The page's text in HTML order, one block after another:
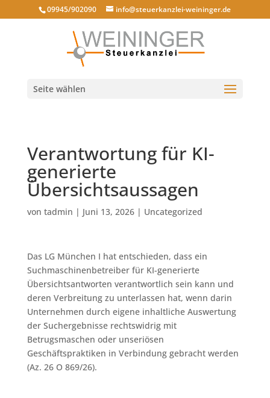
09945/902090 info@steuerkanzlei-weininger.de
Seite wählen
Verantwortung für KI-
generierte
Übersichtsaussagen
von tadmin | Juni 13, 2026| Uncategorized
Das LG München I hat entschieden, dass ein
Suchmaschinenbetreiber für KI-generierte
Übersichtsantworten verantwortlich sein kann und
deren Verbreitung zu unterlassen hat, wenn darin
Unternehmen durch eigene inhaltliche Auswertung
der Suchergebnisse rechtswidrig mit
Betrugsmaschen oder unseriösen
Geschäftspraktiken in Verbindung gebracht werden
(Az. 26 O 869/26).